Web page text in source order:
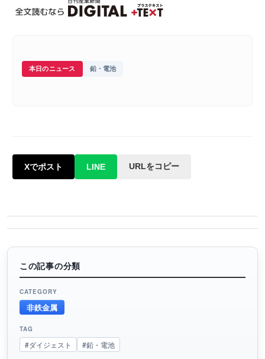
本日のニュース 鉛・電池
Xでポスト LINE URLをコピー
この記事の分類
CATEGORY
非鉄金属
TAG
#ダイジェスト #鉛・電池